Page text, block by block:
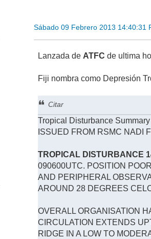
Sábado 09 Febrero 2013 14:40:31
Lanzada de ATFCde ultima
Fiji nombra como Depresión
Citar
Tropical Disturbance
ISSUED FROM RSMC NADI
TROPICAL DISTURBANCE
090600UTC. POSITION
AND PERIPHERAL
AROUND 28 DEGREES
OVERALL ORGANISATION
CIRCULATION EXTENDS
RIDGE IN A LOW TO